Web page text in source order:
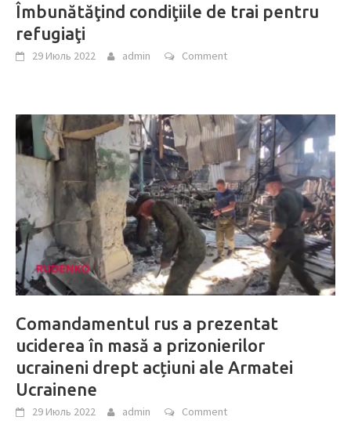
Îmbunătăţind condiţiile de trai pentru
refugiaţi
29 Июль 2022 admin Comment
Comandamentul rus a prezentat
uciderea în masă a prizonierilor
ucraineni drept acțiuni ale Armatei
Ucrainene
29 Июль 2022 admin Comment